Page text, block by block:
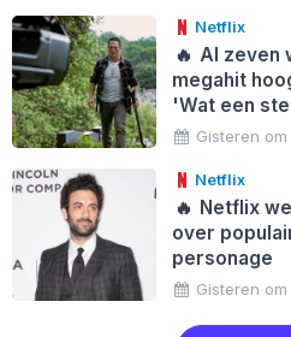
Netflix
🔥 Al zeven
megahit
'Wat een
Gisteren om
Netflix
🔥 Netflix
over
personage
Gisteren om